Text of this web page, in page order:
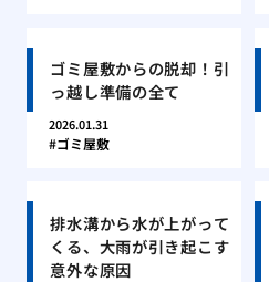
ゴミ屋敷からの脱却！引
っ越し準備の全て
2026.01.31
ゴミ屋敷
排水溝から水が上がって
くる、大雨が引き起こす
意外な原因